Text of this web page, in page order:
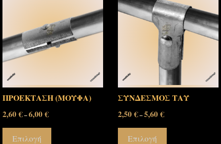
ΠΡΟΕΚΤΑΣΗ (ΜΟΥΦΑ)
2,60€–6,00€
Επιλογή
ΣΥΝΔΕΣΜΟΣ ΤΑΥ
2,50€–5,60€
Επιλογή